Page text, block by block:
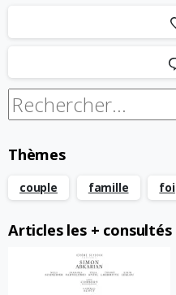
Rechercher :
Thèmes
couple famille foi
Articles les + consultés